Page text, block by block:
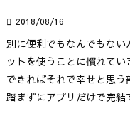
 2018/08/16
別に便利でもなんでもな
ットを使うことに慣れて
できればそれで幸せと思
踏まずにアプリだけで完